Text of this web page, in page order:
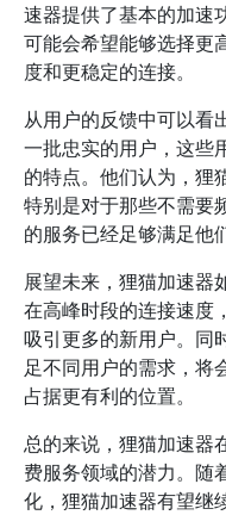
速器提供了基本的加速
可能会希望能够选择更
度和更稳定的连接。
从用户的反馈中可以看
一批忠实的用户，这些
的特点。他们认为，狸
特别是对于那些不需要
的服务已经足够满足他
展望未来，狸猫加速器
在高峰时段的连接速度
吸引更多的新用户。同
足不同用户的需求，将
占据更有利的位置。
总的来说，狸猫加速器
费服务领域的潜力。随
化，狸猫加速器有望继